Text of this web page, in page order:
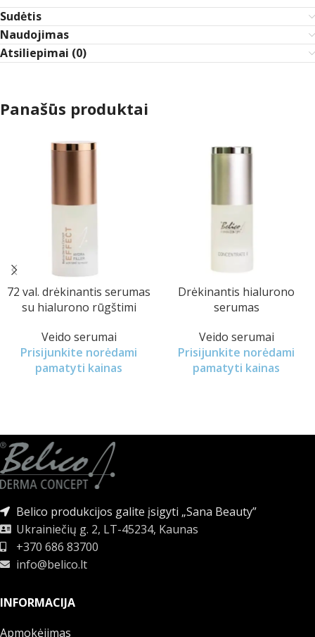
Sudėtis
Naudojimas
Atsiliepimai (0)
Panašūs produktai
72 val. drėkinantis serumas
su hialurono rūgštimi
Veido serumai
Prisijunkite norėdami
pamatyti kainas
Drėkinantis hialurono
serumas
Veido serumai
Prisijunkite norėdami
pamatyti kainas
Belico produkcijos galite įsigyti „Sana Beauty”
Ukrainiečių g. 2, LT-45234, Kaunas
+370 686 83700
info@belico.lt
INFORMACIJA
Apmokėjimas